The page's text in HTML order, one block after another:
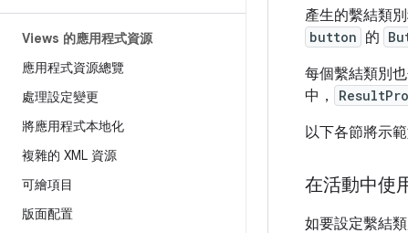
Views 的應用程式資源
應用程式資源總覽
處理設定變更
將應用程式本地化
複雜的 XML 資源
可繪項目
版面配置
產生的繫結類
button 的
每個繫結類別
中，
以下各節將示
在活動中使
如要設定繫結